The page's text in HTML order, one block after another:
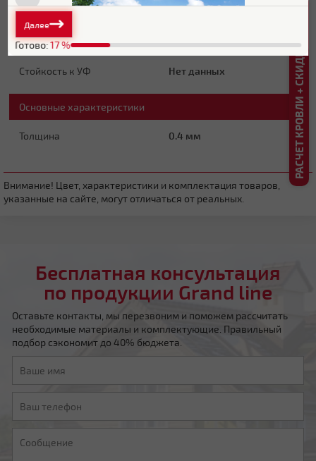
Основа покрытия Полиэфир
Обратная сторона
Стойкость к УФ Нет данных
Основные характеристики
Толщина 0.4 мм
Внимание! Цвет, характеристики и комплектация товаров,
указанные на сайте, могут отличаться от реальных.
Бесплатная консультация
по продукции Grand line
Оставьте контакты, мы перезвоним и поможем рассчитать
необходимые материалы и комплектующие. Правильный
подбор сэкономит до 40% бюджета.
РАСЧЕТ КРОВЛИ + СКИДКА ДО 20%
Плоская
Готово:17%
Далее